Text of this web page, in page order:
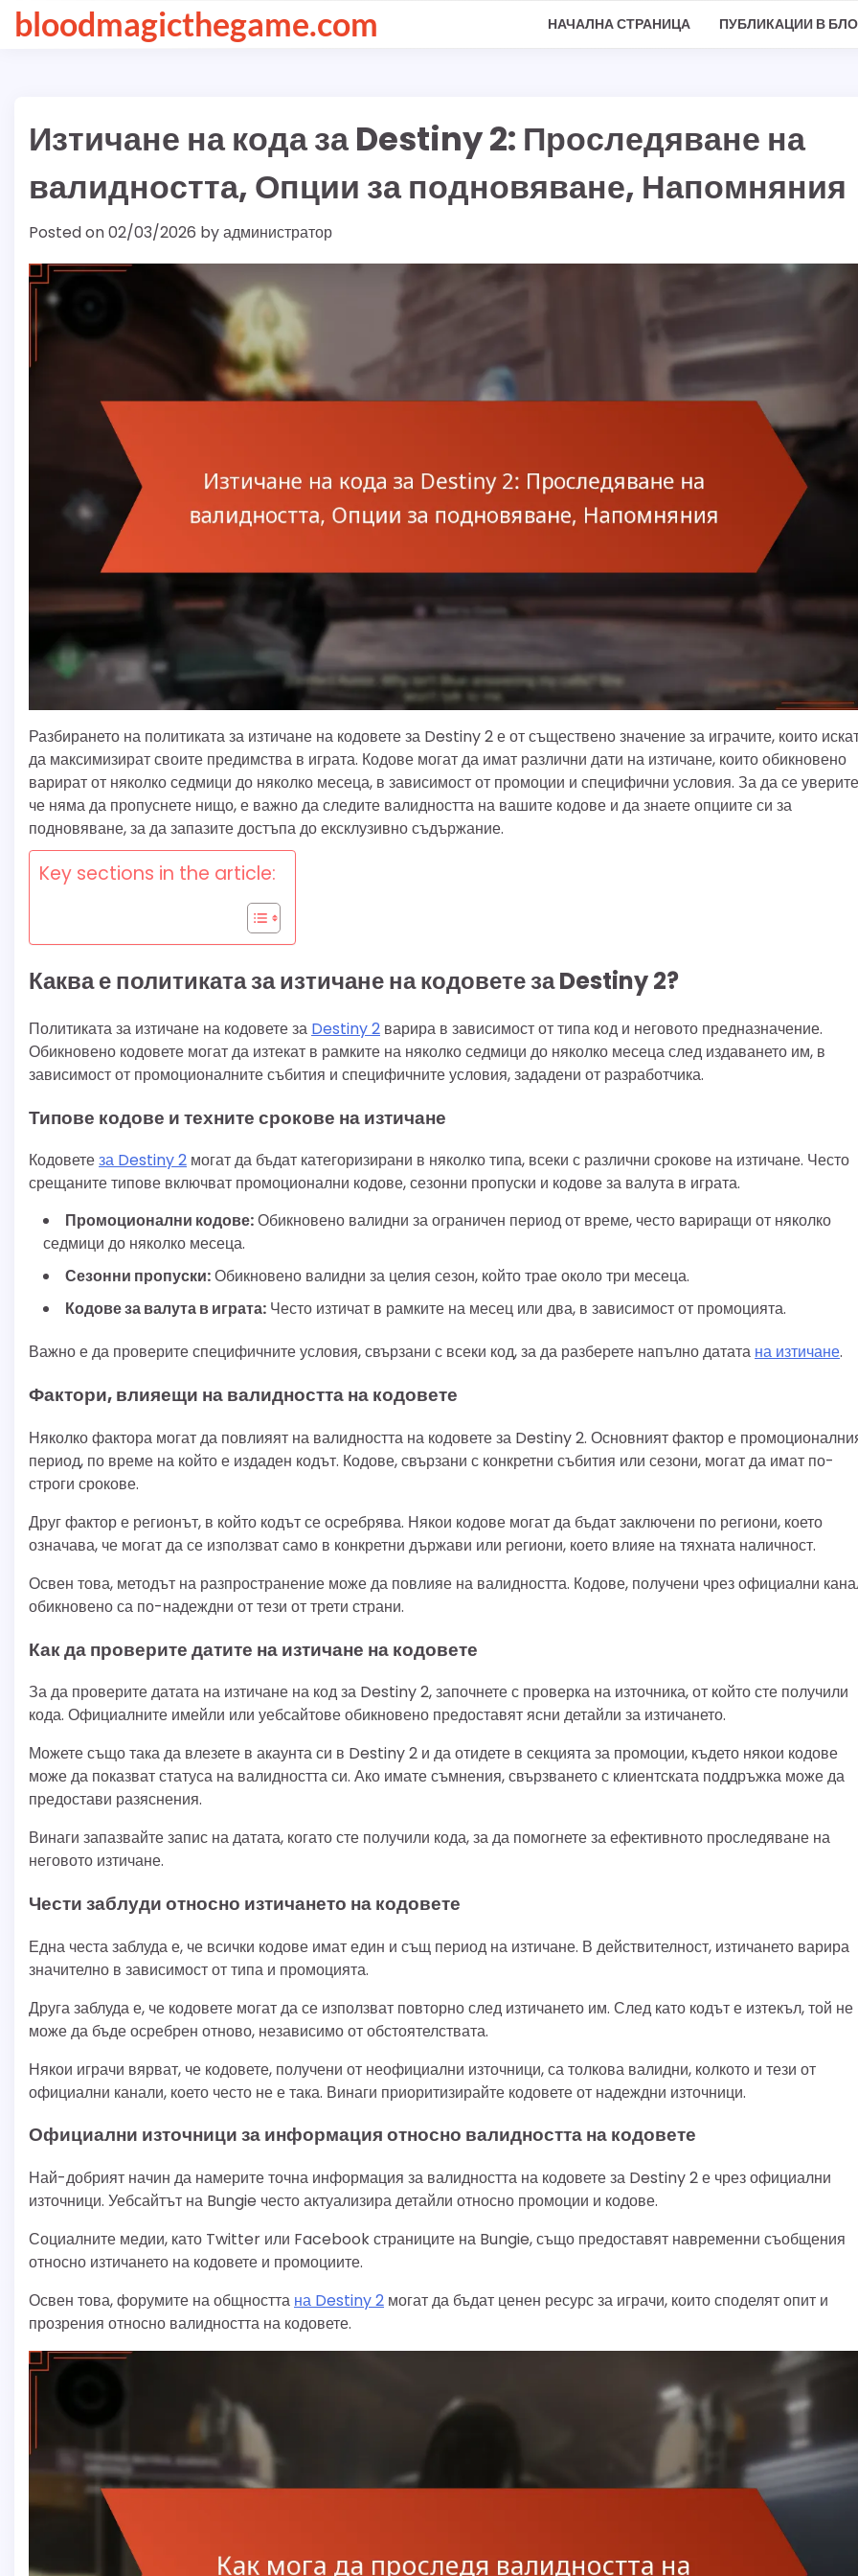
Skipbloodmagicthegame.com НАЧАЛНА СТРАНИЦА ПУБЛИКАЦИИ В
Изтичане на кода за Destiny 2: Проследяване на
валидността, Опции за подновяване, Напомняния
Posted on02/03/2026 byадминистратор
Разбирането на политиката за изтичане на кодовете за Destiny 2 е от съществено значение за играчите, които
да максимизират своите предимства в играта. Кодове могат да имат различни дати на изтичане, които обикновено
варират от няколко седмици до няколко месеца, в зависимост от промоции и специфични условия. За да се
че няма да пропуснете нищо, е важно да следите валидността на вашите кодове и да знаете опциите си за
подновяване, за да запазите достъпа до ексклузивно съдържание.
Key sections in the article:
Каква е политиката за изтичане на кодовете за Destiny 2?
Политиката за изтичане на кодовете за Destiny 2 варира в зависимост от типа код и неговото предназначение.
Обикновено кодовете могат да изтекат в рамките на няколко седмици до няколко месеца след издаването им, в
зависимост от промоционалните събития и специфичните условия, зададени от разработчика.
Типове кодове и техните срокове на изтичане
Кодоветеза Destiny 2 могат да бъдат категоризирани в няколко типа, всеки с различни срокове на изтичане. Често
срещаните типове включват промоционални кодове, сезонни пропуски и кодове за валута в играта.
Промоционални кодове:Обикновено валидни за ограничен период от време, често вариращи от няколко
седмици до няколко месеца.
Сезонни пропуски:Обикновено валидни за целия сезон, който трае около три месеца.
Кодове за валута в играта: Често изтичат в рамките на месец или два, в зависимост от промоцията.
Важно е да проверите специфичните условия, свързани с всеки код, за да разберете напълно датата на изтичане.
Фактори, влияещи на валидността на кодовете
Няколко фактора могат да повлияят на валидността на кодовете за Destiny 2. Основният фактор е
период, по време на който е издаден кодът. Кодове, свързани с конкретни събития или сезони, могат да имат по-
строги срокове.
Друг фактор е регионът, в който кодът се осребрява. Някои кодове могат да бъдат заключени по региони, което
означава, че могат да се използват само в конкретни държави или региони, което влияе на тяхната наличност.
Освен това, методът на разпространение може да повлияе на валидността. Кодове, получени чрез официални
обикновено са по-надеждни от тези от трети страни.
Как да проверите датите на изтичане на кодовете
За да проверите датата на изтичане на код за Destiny 2, започнете с проверка на източника, от който сте получили
кода. Официалните имейли или уебсайтове обикновено предоставят ясни детайли за изтичането.
Можете също така да влезете в акаунта си в Destiny 2 и да отидете в секцията за промоции, където някои кодове
може да показват статуса на валидността си. Ако имате съмнения, свързването с клиентската поддръжка може да
предостави разяснения.
Винаги запазвайте запис на датата, когато сте получили кода, за да помогнете за ефективното проследяване на
неговото изтичане.
Чести заблуди относно изтичането на кодовете
Една честа заблуда е, че всички кодове имат един и същ период на изтичане. В действителност, изтичането варира
значително в зависимост от типа и промоцията.
Друга заблуда е, че кодовете могат да се използват повторно след изтичането им. След като кодът е изтекъл, той не
може да бъде осребрен отново, независимо от обстоятелствата.
Някои играчи вярват, че кодовете, получени от неофициални източници, са толкова валидни, колкото и тези от
официални канали, което често не е така. Винаги приоритизирайте кодовете от надеждни източници.
Официални източници за информация относно валидността на кодовете
Най-добрият начин да намерите точна информация за валидността на кодовете за Destiny 2 е чрез официални
източници. Уебсайтът на Bungie често актуализира детайли относно промоции и кодове.
Социалните медии, като Twitter или Facebook страниците на Bungie, също предоставят навременни съобщения
относно изтичането на кодовете и промоциите.
Освен това, форумите на общността на Destiny 2 могат да бъдат ценен ресурс за играчи, които споделят опит и
прозрения относно валидността на кодовете.